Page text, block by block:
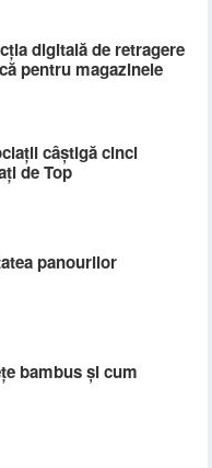
digitală de retragere
pentru magazinele
câștigă cinci
de Top
panourilor
bambus și cum